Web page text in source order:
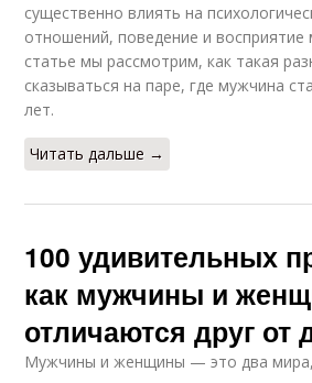
существенно влиять на
отношений, поведение и восприятие
статье мы рассмотрим, как такая
сказываться на паре, где мужчина
лет.
Читать дальше →
100 удивительных
как мужчины и
отличаются друг от
Мужчины и женщины — это два